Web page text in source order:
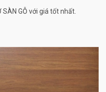
GỖ với giá tốt nhất.